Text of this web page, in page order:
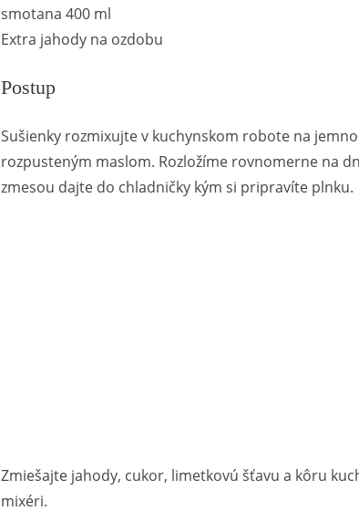
smotana 400 ml
Extra jahody na ozdobu
Postup
Sušienky rozmixujte v kuchynskom robote na
rozpusteným maslom. Rozložíme rovnomerne na
zmesou dajte do chladničky kým si pripravíte plnku.
Zmiešajte jahody, cukor, limetkovú šťavu a kôru
mixéri.